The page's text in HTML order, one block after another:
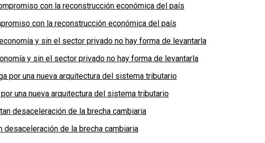
con la reconstrucción económica del país
y sin el sector privado no hay forma de levantarla
una nueva arquitectura del sistema tributario
desaceleración de la brecha cambiaria